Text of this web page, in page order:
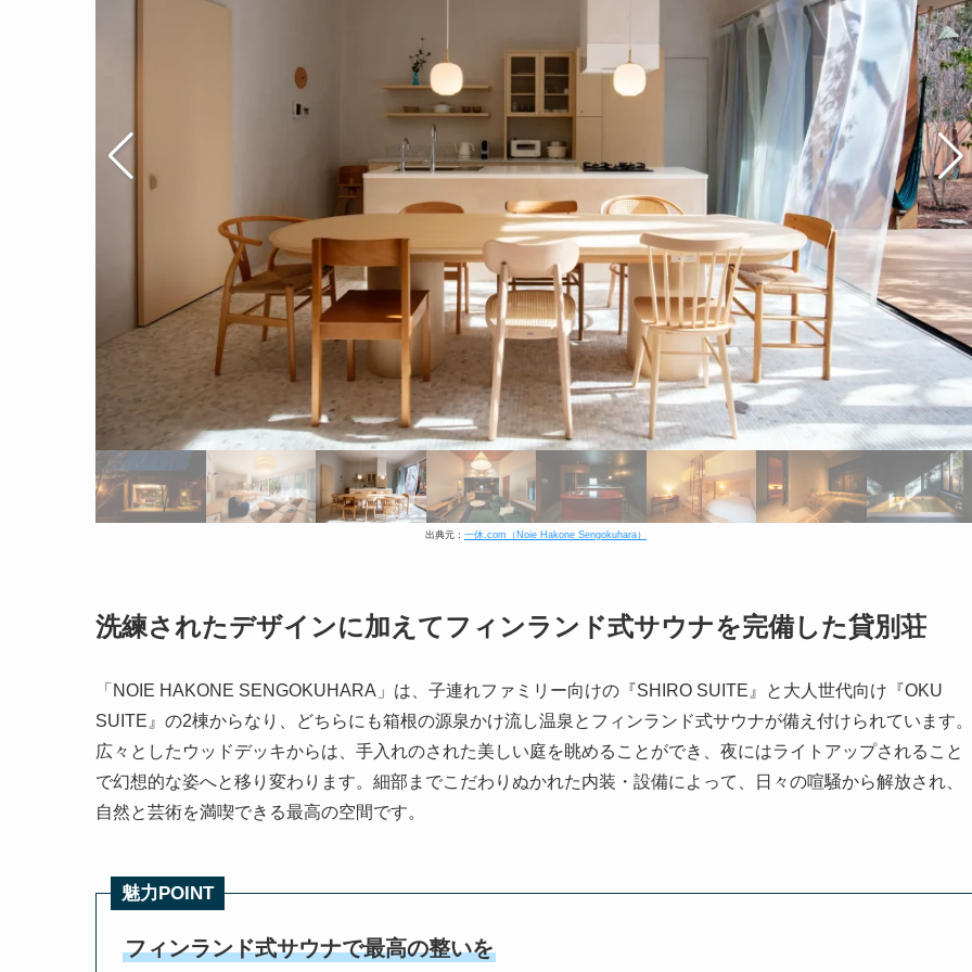
出典元： 一休.com（Noie Hakone Sengokuhara）
洗練されたデザインに加えてフィンランド式サウナを完備した貸別荘
「NOIE HAKONE SENGOKUHARA」は、子連れファミリー向けの『SHIRO SUITE』と大人世代向け『OKU
SUITE』の2棟からなり、どちらにも箱根の源泉かけ流し温泉とフィンランド式サウナが備え付けられています。
広々としたウッドデッキからは、手入れのされた美しい庭を眺めることができ、夜にはライトアップされること
で幻想的な姿へと移り変わります。細部までこだわりぬかれた内装・設備によって、日々の喧騒から解放され、
自然と芸術を満喫できる最高の空間です。
魅力POINT
フィンランド式サウナで最高の整いを